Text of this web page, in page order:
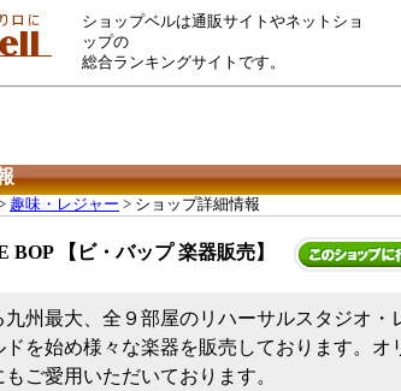
ショップベルは通販サイトやネットショ
ップの
総合ランキングサイトです。
趣味・レジャー > ショップ詳細情報
BOP 【ビ・バップ 楽器販売】
九州最大、全９部屋のリハーサルスタジオ・
ドを始め様々な楽器を販売しております。
ご愛用いただいております。